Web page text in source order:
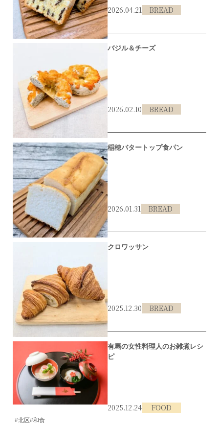
2026.04.21 BREAD
#北区#二郎#パンプキン
バジル＆チーズ
2026.02.10 BREAD
#北区 #淡河#ベーグル
稲穂バタートップ食パン
2026.01.31 BREAD
#北区
クロワッサン
2025.12.30 BREAD
#北区
有馬の女性料理人のお雑煮レシ
ピ
2025.12.24 FOOD
#北区#和食